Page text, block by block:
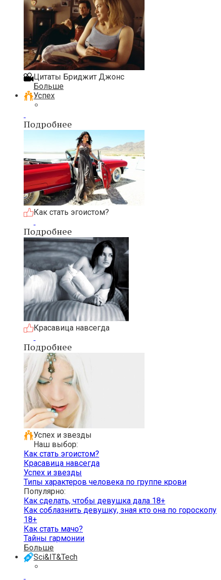
Цитаты Бриджит Джонс
Больше
Успех
Подробнее
Как стать эгоистом?
Подробнее
Красавица навсегда
Подробнее
Успех и звезды
Наш выбор:
Как стать эгоистом?
Красавица навсегда
Успех и звезды
Типы характеров человека по группе крови
Популярно:
Как сделать, чтобы девушка дала 18+
Как соблазнить девушку, зная кто она по гороскопу
18+
Как стать мачо?
Тайны гармонии
Больше
Sci&IT&Tech